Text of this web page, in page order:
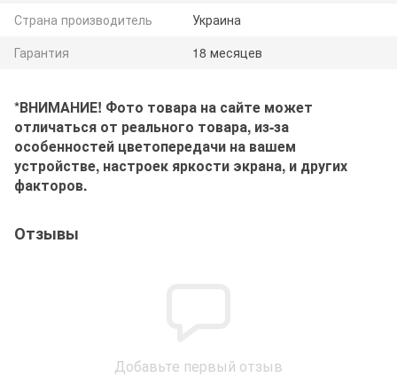
Страна производитель
Украина
Гарантия
18 месяцев
*ВНИМАНИЕ! Фото товара на сайте может
отличаться от реального товара, из-за
особенностей цветопередачи на вашем
устройстве, настроек яркости экрана, и других
факторов.
Отзывы
Добавьте первый отзыв